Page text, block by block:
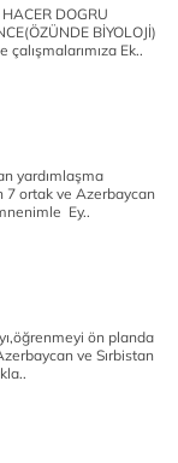
DOGRU
BİYOLOJİ)
Ek..
yardımlaşma
7 ortak ve Azerbaycan
Ey..
ön planda
ve Sırbistan